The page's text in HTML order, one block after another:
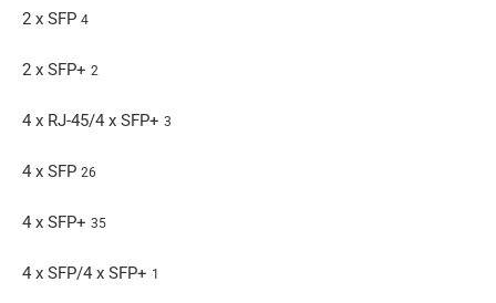
2 x SFP 4
2 x SFP+ 2
4 x RJ-45/4 x SFP+ 3
4 x SFP 26
4 x SFP+ 35
4 x SFP/4 x SFP+ 1